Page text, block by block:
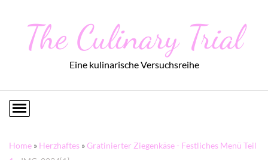
The Culinary Trial
Eine kulinarische Versuchsreihe
Home » Herzhaftes »Gratinierter Ziegenkäse - Festliches Menü Teil